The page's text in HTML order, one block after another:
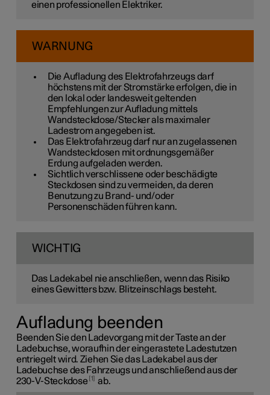
einen professionellen Elektriker.
WARNUNG
Die Aufladung des Elektrofahrzeugs darf
höchstens mit der Stromstärke erfolgen, die in
den lokal oder landesweit geltenden
Empfehlungen zur Aufladung mittels
Wandsteckdose/Stecker als maximaler
Ladestrom angegeben ist.
Das Elektrofahrzeug darf nur an zugelassenen
Wandsteckdosen mit ordnungsgemäßer
Erdung aufgeladen werden.
Sichtlich verschlissene oder beschädigte
Steckdosen sind zu vermeiden, da deren
Benutzung zu Brand- und/oder
Personenschäden führen kann.
WICHTIG
Das Ladekabel nie anschließen, wenn das Risiko
eines Gewitters bzw. Blitzeinschlags besteht.
Aufladung beenden
Beenden Sie den Ladevorgang mit der Taste an der
Ladebuchse, woraufhin der eingerastete Ladestutzen
entriegelt wird. Ziehen Sie das Ladekabel aus der
Ladebuchse des Fahrzeugs und anschließend aus der
230-V-Steckdose 1 ab.